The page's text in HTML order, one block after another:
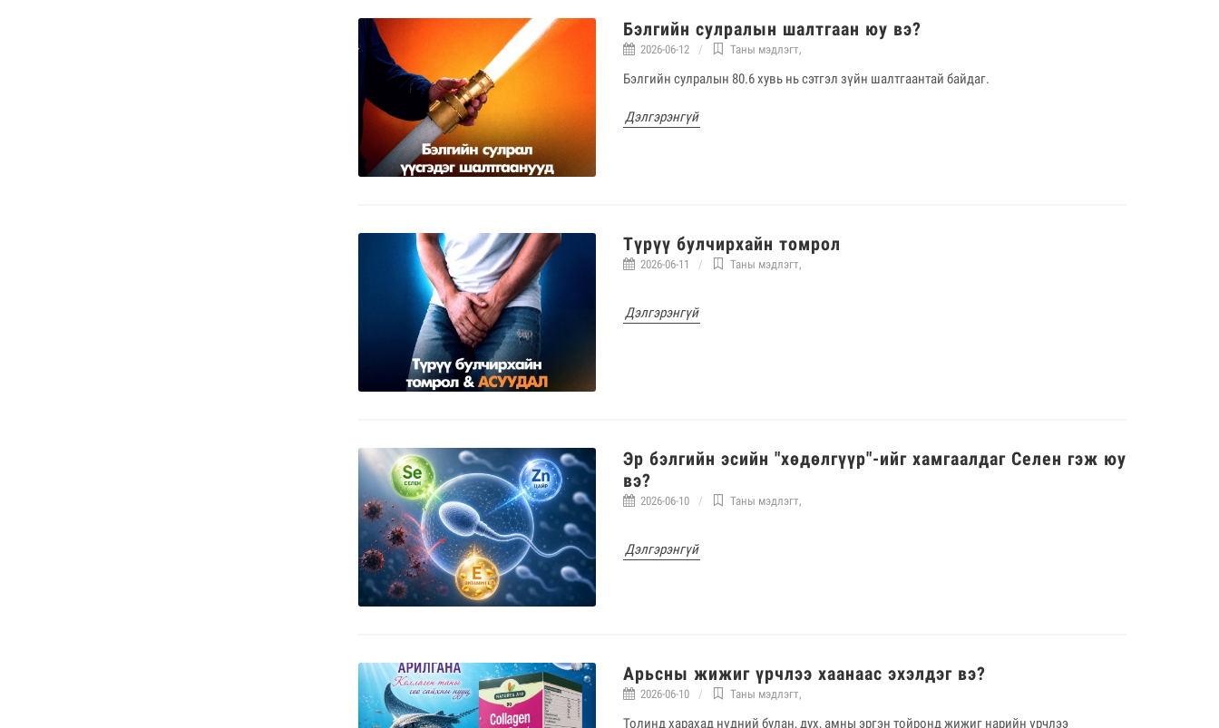
Бэлгийн сулралын шалтгаан юу вэ?
2026-06-12 Таны мэдлэгт,
Бэлгийн сулралын 80.6 хувь нь сэтгэл зүйн шалтгаантай байдаг.
Дэлгэрэнгүй
Түрүү булчирхайн томрол
2026-06-11 Таны мэдлэгт,
Дэлгэрэнгүй
Эр бэлгийн эсийн "хөдөлгүүр"-ийг хамгаалдаг Селен гэж юу
вэ?
2026-06-10 Таны мэдлэгт,
Дэлгэрэнгүй
Арьсны жижиг үрчлээ хаанаас эхэлдэг вэ?
2026-06-10 Таны мэдлэгт,
Толинд харахад нүдний булан, дух, амны эргэн тойронд жижиг нарийн үрчлээ